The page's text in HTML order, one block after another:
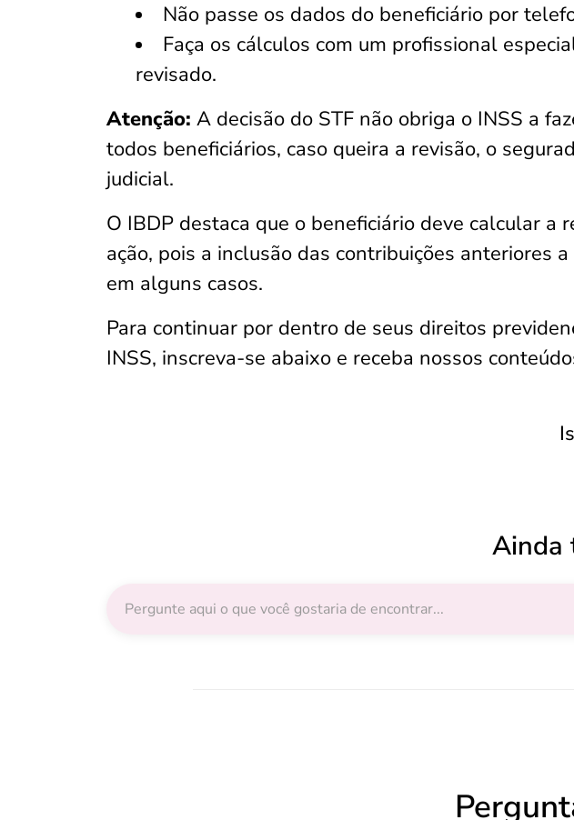
Não passe os dados do beneficiário por
Faça os cálculos com um profissional
revisado.
Atenção: A decisão do STF não obriga o INSS a
todos beneficiários, caso queira a revisão, o
judicial.
O IBDP destaca que o beneficiário deve calcular a
ação, pois a inclusão das contribuições anteriores
em alguns casos.
Para continuar por dentro de seus direitos
INSS, inscreva-se abaixo e receba nossos
Ainda